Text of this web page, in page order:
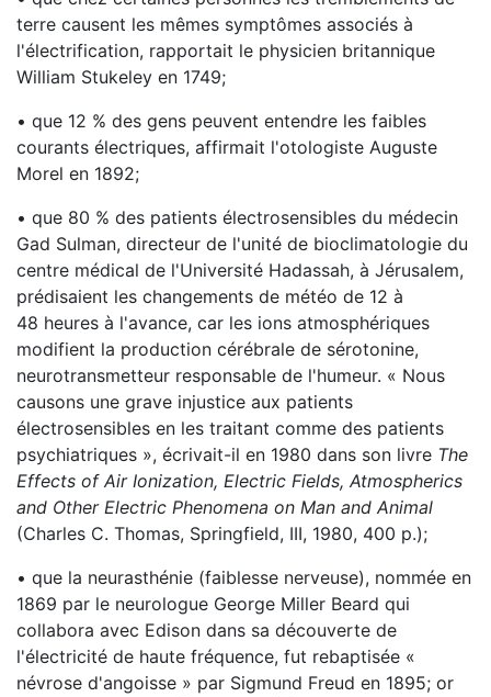
terre causent les mêmes symptômes associés à
l'électrification, rapportait le physicien britannique
William Stukeley en 1749;
• que 12 % des gens peuvent entendre les faibles
courants électriques, affirmait l'otologiste Auguste
Morel en 1892;
• que 80 % des patients électrosensibles du médecin
Gad Sulman, directeur de l'unité de bioclimatologie du
centre médical de l'Université Hadassah, à Jérusalem,
prédisaient les changements de météo de 12 à
48 heures à l'avance, car les ions atmosphériques
modifient la production cérébrale de sérotonine,
neurotransmetteur responsable de l'humeur. « Nous
causons une grave injustice aux patients
électrosensibles en les traitant comme des patients
psychiatriques », écrivait-il en 1980 dans son livre The
Effects of Air Ionization, Electric Fields, Atmospherics
and Other Electric Phenomena on Man and Animal
(Charles C. Thomas, Springfield, III, 1980, 400 p.);
• que la neurasthénie (faiblesse nerveuse), nommée en
1869 par le neurologue George Miller Beard qui
collabora avec Edison dans sa découverte de
l'électricité de haute fréquence, fut rebaptisée «
névrose d'angoisse » par Sigmund Freud en 1895; or